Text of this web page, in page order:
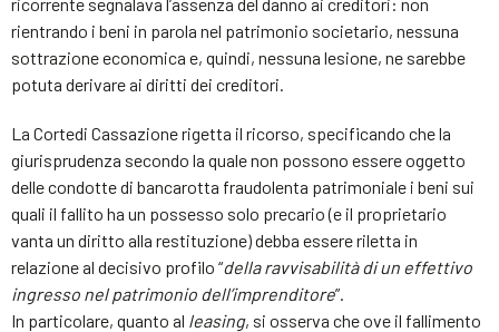
rientrando i beni in parola nel patrimonio societario, nessuna
sottrazione economica e, quindi, nessuna lesione, ne sarebbe
potuta derivare ai diritti dei creditori.
La Cortedi Cassazione rigetta il ricorso, specificando che la
giurisprudenza secondo la quale non possono essere oggetto
delle condotte di bancarotta fraudolenta patrimoniale i beni sui
quali il fallito ha un possesso solo precario (e il proprietario
vanta un diritto alla restituzione) debba essere riletta in
relazione al decisivo profilo “della ravvisabilità di un effettivo
ingresso nel patrimonio dell’imprenditore”.
In particolare, quanto al leasing, si osserva che ove il fallimento